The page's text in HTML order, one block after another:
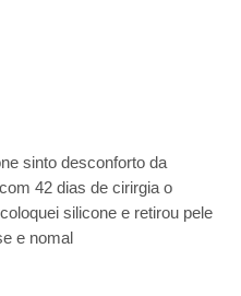
sinto desconforto da
42 dias de cirirgia o
silicone e retirou pele
e nomal